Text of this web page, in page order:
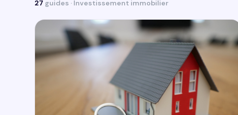
27 guides · Investissement immobilier